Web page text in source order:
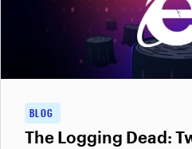
BLOG
The Logging Dead: